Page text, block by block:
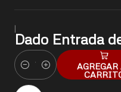
|
Dado Entrada
Cantidad
AGREGAR